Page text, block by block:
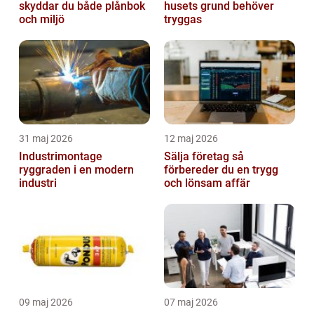
skyddar du både plånbok
och miljö
husets grund behöver
tryggas
31 maj 2026
Industrimontage
ryggraden i en modern
industri
12 maj 2026
Sälja företag så
förbereder du en trygg
och lönsam affär
09 maj 2026 07 maj 2026